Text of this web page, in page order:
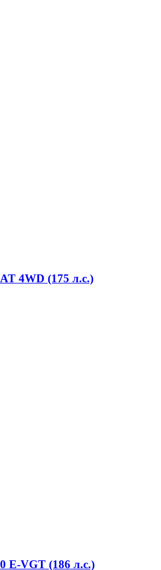
4WD (175 л.с.)
E-VGT (186 л.с.)